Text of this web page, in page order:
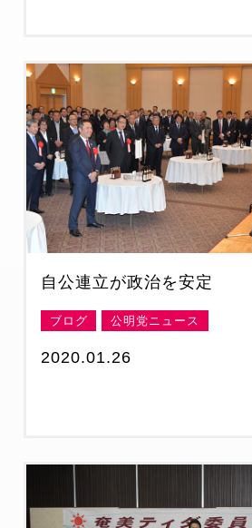
自公連立が政治を安定
ブログ 公明党ニュース
2020.01.26